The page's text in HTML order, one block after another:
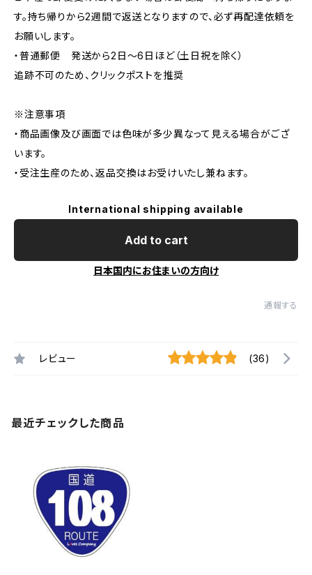
す。持ち帰りから2週間で返送となりますので、必ず再配達依頼を
お願いします。
・普通郵便 発送から2日〜6日ほど（土日祝を除く）
追跡不可のため、クリックポストを推奨
※注意事項
・商品画像及び画面では色味が多少異なって見える場合がござ
います。
・受注生産のため、返品交換はお受けいたし兼ねます。
International shipping available
Add to cart
日本国内にお住まいの方向け
通報する
レビュー (36)
最近チェックした商品